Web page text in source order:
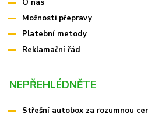
O nás
Možnosti přepravy
Platební metody
Reklamační řád
NEPŘEHLÉDNĚTE
Střešní autobox za rozumnou